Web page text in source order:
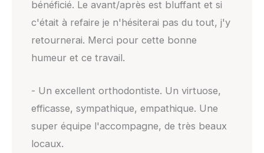
bénéficié. Le avant/après est bluffant et si
c'était à refaire je n'hésiterai pas du tout, j'y
retournerai. Merci pour cette bonne
humeur et ce travail.
- Un excellent orthodontiste. Un virtuose,
efficasse, sympathique, empathique. Une
super équipe l'accompagne, de très beaux
locaux.